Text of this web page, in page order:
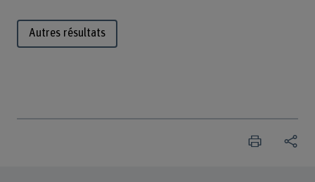
Autres résultats